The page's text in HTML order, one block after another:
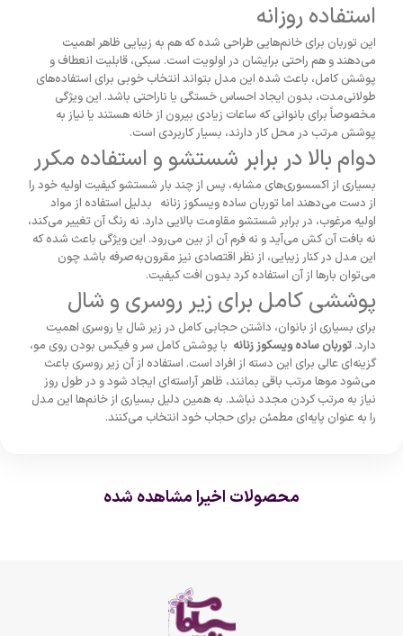
استفاده روزانه
این توربان برای خانم‌هایی طراحی شده که هم به زیبایی ظاهر اهمیت
می‌دهند و هم راحتی برایشان در اولویت است. سبکی، قابلیت انعطاف و
پوشش کامل، باعث شده این مدل بتواند انتخاب خوبی برای استفاده‌های
طولانی‌مدت، بدون ایجاد احساس خستگی یا ناراحتی باشد. این ویژگی
مخصوصاً برای بانوانی که ساعات زیادی بیرون از خانه هستند یا نیاز به
پوشش مرتب در محل کار دارند، بسیار کاربردی است.
دوام بالا در برابر شستشو و استفاده مکرر
بسیاری از اکسسوری‌های مشابه، پس از چند بار شستشو کیفیت اولیه خود را
از دست می‌دهند اما توربان ساده ویسکوز زنانه بدلیل استفاده از مواد
اولیه مرغوب، در برابر شستشو مقاومت بالایی دارد. نه رنگ آن تغییر می‌کند،
نه بافت آن کش می‌آید و نه فرم آن از بین می‌رود. این ویژگی باعث شده که
این مدل در کنار زیبایی، از نظر اقتصادی نیز مقرون‌به‌صرفه باشد چون
می‌توان بارها از آن استفاده کرد بدون افت کیفیت.
پوششی کامل برای زیر روسری و شال
برای بسیاری از بانوان، داشتن حجابی کامل در زیر شال یا روسری اهمیت
دارد. توربان ساده ویسکوز زنانه با پوشش کامل سر و فیکس بودن روی مو،
گزینه‌ای عالی برای این دسته از افراد است. استفاده از آن زیر روسری باعث
می‌شود موها مرتب باقی بمانند، ظاهر آراسته‌ای ایجاد شود و در طول روز
نیاز به مرتب کردن مجدد نباشد. به همین دلیل بسیاری از خانم‌ها این مدل
را به عنوان پایه‌ای مطمئن برای حجاب خود انتخاب می‌کنند.
محصولات اخیرا مشاهده شده